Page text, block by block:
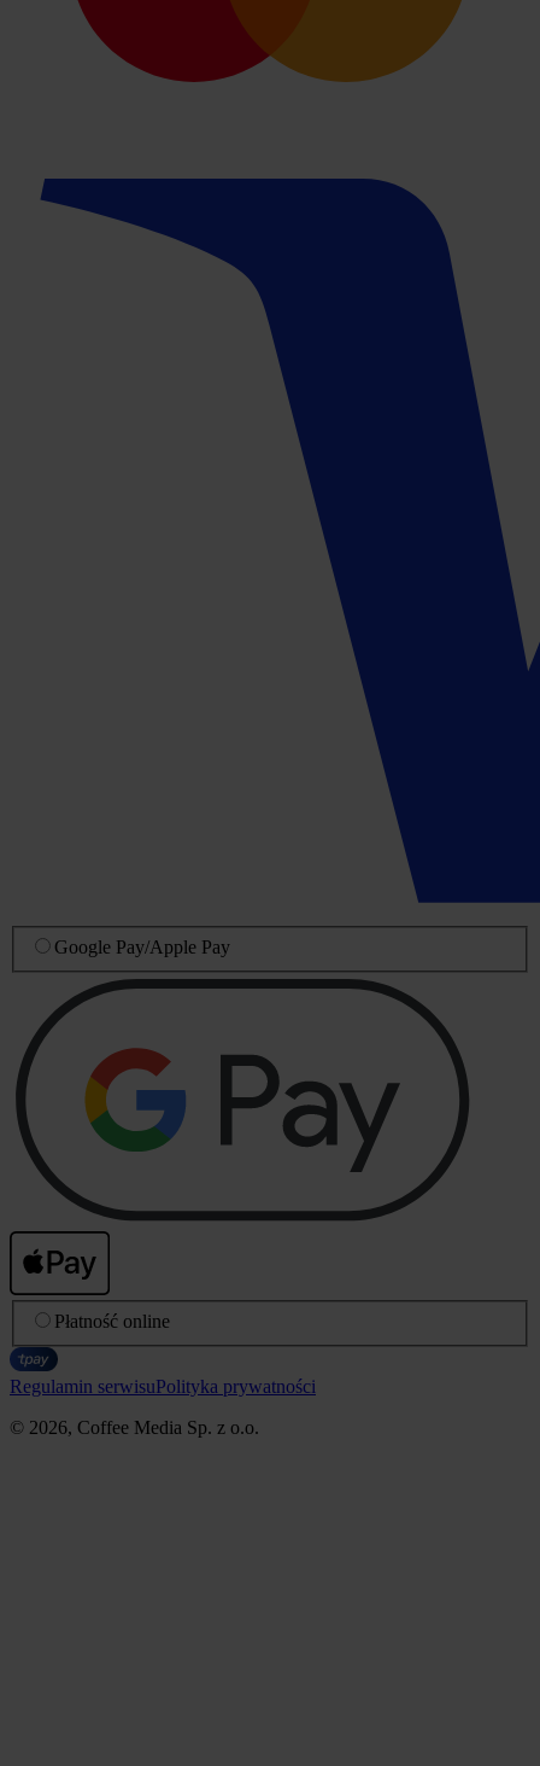
Google Pay/Apple Pay
Płatność online
Regulamin serwisuPolityka prywatności
© 2026, Coffee Media Sp. z o.o.